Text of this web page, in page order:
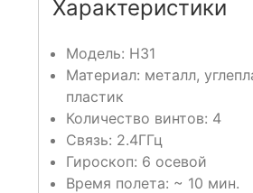
Характеристики
Модель: H31
Материал: металл,
пластик
Количество винтов: 4
Связь: 2.4ГГц
Гироскоп: 6 осевой
Время полета: ~ 10 мин.